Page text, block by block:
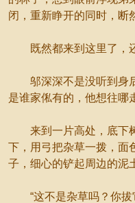
闭，重新睁开的同时，断
既然都来到这里了，还
邬深深不是没听到身后
是谁家俬有的，他想往哪
来到一片高处，底下树
下，用弓把杂草一拨，面
子，细心的铲起周边的泥
“这不是杂草吗？你拔